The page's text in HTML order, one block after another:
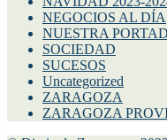
NEGOCIOS AL DÍA
NUESTRA
SOCIEDAD
SUCESOS
Uncategorized
ZARAGOZA
ZARAGOZA